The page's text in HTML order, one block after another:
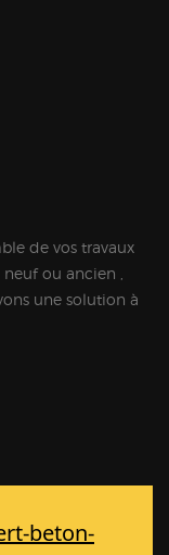
de vos travaux
ou ancien ,
une solution à